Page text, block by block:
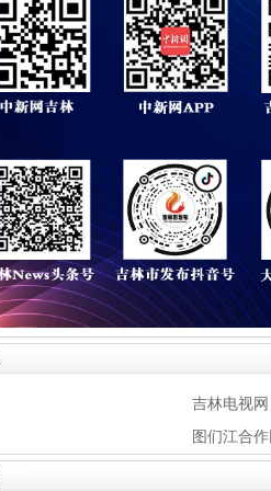
吉林电视网
图们江合作